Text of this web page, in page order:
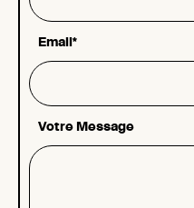
Email*
Votre Message